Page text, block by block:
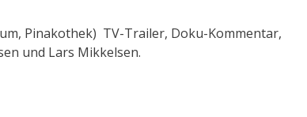
Pinakothek) TV-Trailer, Doku-Kommentar,
und Lars Mikkelsen.